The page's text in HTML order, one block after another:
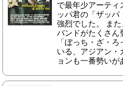
で最年少アーティ
ッパ君の「ザッパ
強烈でした。 ま
バンドがたくさん
「ぼっち・ざ・
いる、アジアン・
ョンも一番勢いが